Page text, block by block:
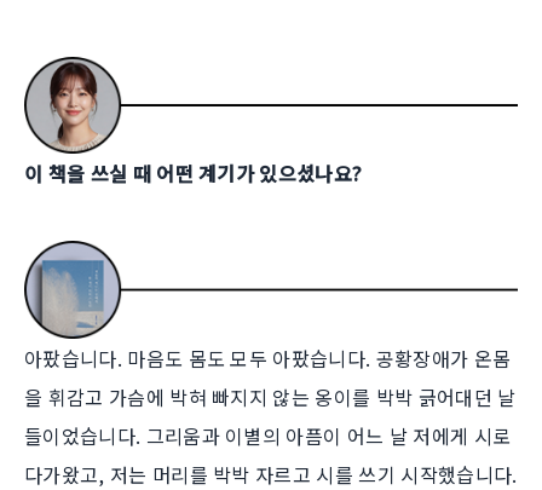
이 책을 쓰실 때 어떤 계기가 있으셨나요?
아팠습니다. 마음도 몸도 모두 아팠습니다. 공황장애가 온몸
을 휘감고 가슴에 박혀 빠지지 않는 옹이를 박박 긁어대던 날
들이었습니다. 그리움과 이별의 아픔이 어느 날 저에게 시로
다가왔고, 저는 머리를 박박 자르고 시를 쓰기 시작했습니다.